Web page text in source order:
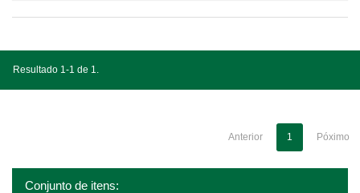
Resultado 1-1 de 1.
Anterior 1 Póximo
Conjunto de itens: